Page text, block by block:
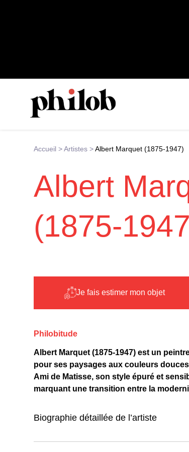
Accueil >Artistes >Albert Marquet (1875-1947)
Albert
(1875-
Je fais estimer mon objet
Philobitude
Albert Marquet (1875-1947) est un
pour ses paysages aux couleurs
Ami de Matisse, son style épuré et
marquant une transition entre la
Biographie détaillée de l’artiste